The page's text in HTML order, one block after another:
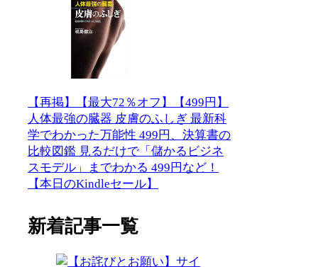
【再掲】【最大72％オフ】【499円】
人体最強の臓器 皮膚のふしぎ 最新科
学でわかった万能性 499円、決算書の
比較図鑑 見るだけで「儲かるビジネ
スモデル」までわかる 499円など！
【本日のKindleセール】
新着記事一覧